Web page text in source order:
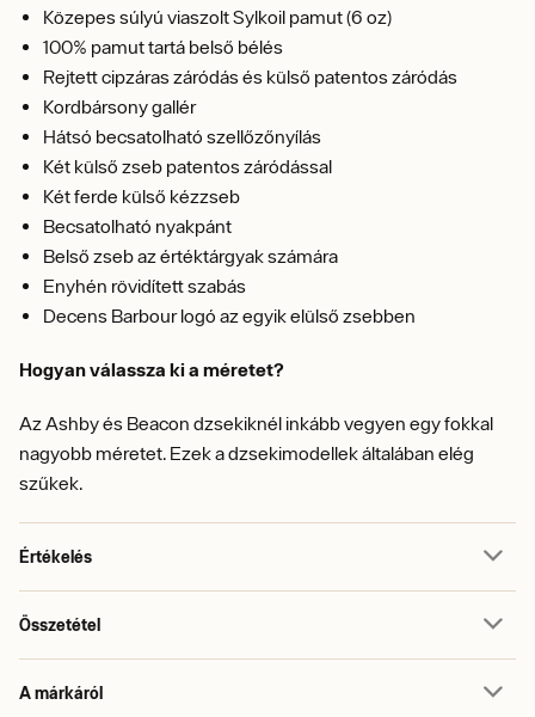
Közepes súlyú viaszolt Sylkoil pamut (6 oz)
100% pamut tartá belső bélés
Rejtett cipzáras záródás és külső patentos záródás
Kordbársony gallér
Hátsó becsatolható szellőzőnyílás
Két külső zseb patentos záródással
Két ferde külső kézzseb
Becsatolható nyakpánt
Belső zseb az értéktárgyak számára
Enyhén rövidített szabás
Decens Barbour logó az egyik elülső zsebben
Hogyan válassza ki a méretet?
Az Ashby és Beacon dzsekiknél inkább vegyen egy fokkal
nagyobb méretet. Ezek a dzsekimodellek általában elég
szűkek.
Értékelés
Összetétel
A márkáról